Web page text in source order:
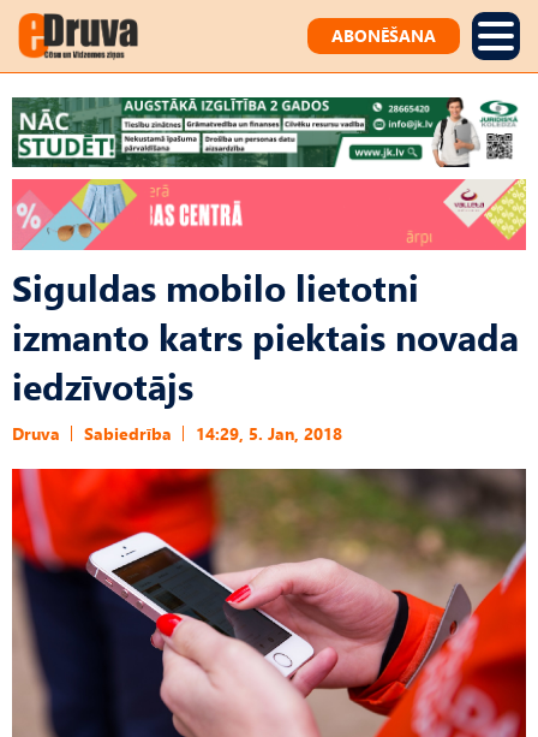
ABONĒŠANA
Siguldas mobilo lietotni
izmanto katrs piektais novada
iedzīvotājs
Druva Sabiedrība 14:29, 5. Jan, 2018